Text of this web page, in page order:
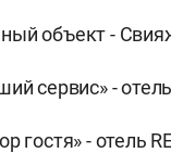
объект -
сервис» -
гостя» - отель